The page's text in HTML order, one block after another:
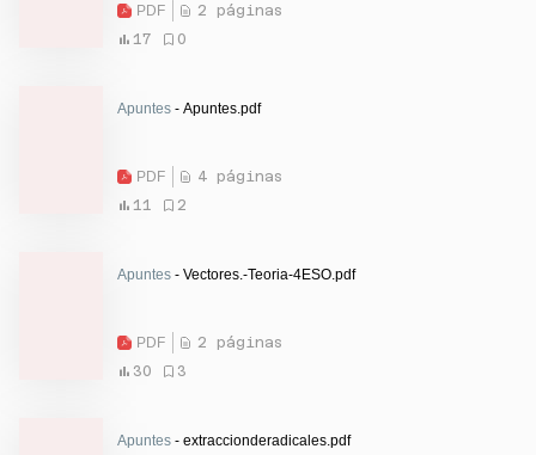
PDF
2 páginas
17
0
Apuntes - Apuntes.pdf
PDF
4 páginas
11
2
Apuntes - Vectores.-Teoria-4ESO.pdf
PDF
2 páginas
30
3
Apuntes - extraccionderadicales.pdf